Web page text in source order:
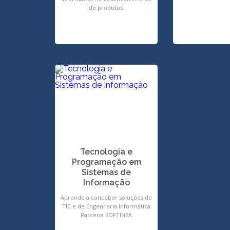
de produtos.
Tecnologia e
Programação em
Sistemas de
Informação
Aprende a conceber soluções de
TIC e de Engenharia Informática
Parceria SOFTINSA